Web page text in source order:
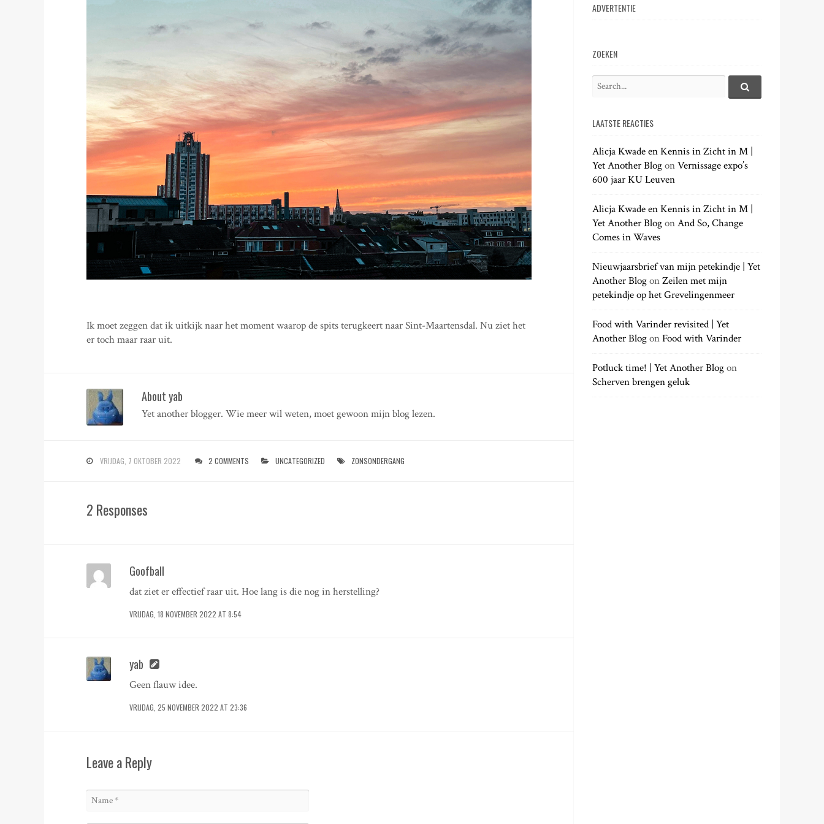
Ik moet zeggen dat ik uitkijk naar het moment waarop de spits terugkeert naar Sint-Maartensdal. Nu ziet het
er toch maar raar uit.
About yab
Yet another blogger. Wie meer wil weten, moet gewoon mijn blog lezen.
VRIJDAG, 7 OKTOBER 2022 2 COMMENTS UNCATEGORIZED ZONSONDERGANG
2 Responses
Goofball
dat ziet er effectief raar uit. Hoe lang is die nog in herstelling?
VRIJDAG, 18 NOVEMBER 2022 AT 8:54
yab
Geen flauw idee.
VRIJDAG, 25 NOVEMBER 2022 AT 23:36
Leave a Reply
ADVERTENTIE
ZOEKEN
r
h
f
o
:
S
h
.
LAATSTE REACTIES
Alicja Kwade en Kennis in Zicht in M |
Yet Another BlogonVernissage expo’s
600 jaar KU Leuven
Alicja Kwade en Kennis in Zicht in M |
Yet Another BlogonAnd So, Change
Comes in Waves
Nieuwjaarsbrief van mijn petekindje | Yet
Another BlogonZeilen met mijn
petekindje op het Grevelingenmeer
Food with Varinder revisited | Yet
Another BlogonFood with Varinder
Potluck time! | Yet Another Blogon
Scherven brengen geluk